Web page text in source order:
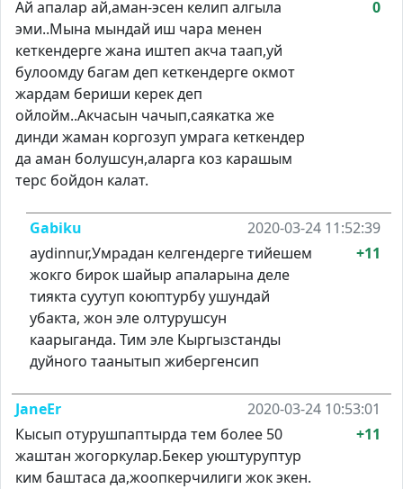
Ай апалар ай,аман-эсен келип алгыла
эми..Мына мындай иш чара менен
кеткендерге жана иштеп акча таап,уй
булоомду багам деп кеткендерге окмот
жардам бериши керек деп
ойлойм..Акчасын чачып,саякатка же
динди жаман коргозуп умрага кеткендер
да аман болушсун,аларга коз карашым
терс бойдон калат.
0
Gabiku
2020-03-24 11:52:39
aydinnur,Умрадан келгендерге тийешем
жокго бирок шайыр апаларына деле
тиякта суутуп коюптурбу ушундай
убакта, жон эле олтурушсун
каарыганда. Тим эле Кыргызстанды
дуйного таанытып жибергенсип
+11
JaneEr
2020-03-24 10:53:01
Кысып отурушпаптырда тем более 50
жаштан жогоркулар.Бекер уюштуруптур
ким баштаса да,жоопкерчилиги жок экен.
+11